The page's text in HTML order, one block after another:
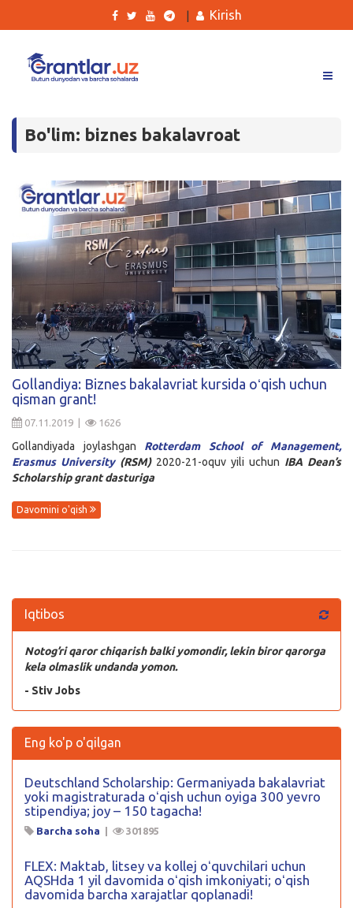
Tanlovlar
Kurslar
Yana
Qidirish
Kirish
Kirish
Bo'lim: biznes bakalavroat
Gollandiya: Biznes bakalavriat kursida oʻqish uchun
qisman grant!
07.11.2019 | 1626
Gollandiyada joylashgan Rotterdam School of Management,
Erasmus University (RSM)2020-21-oquv yili uchun IBA Dean’s
Scholarship grant dasturiga
Davomini o'qish
Iqtibos
Notog’ri qaror chiqarish balki yomondir, lekin biror qarorga
kela olmaslik undanda yomon.
- Stiv Jobs
Eng ko'p o'qilgan
Deutschland Scholarship: Germaniyada bakalavriat
yoki magistraturada oʻqish uchun oyiga 300 yevro
stipendiya; joy – 150 tagacha!
Barcha soha 301895
FLEX: Maktab, litsey va kollej oʻquvchilari uchun
AQSHda 1 yil davomida oʻqish imkoniyati; oʻqish
davomida barcha xarajatlar qoplanadi!